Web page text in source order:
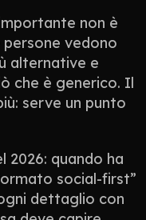
non è
vedono
alternative e
che è generico. Il
serve un punto
2026: quando ha
social-first”
dettaglio con